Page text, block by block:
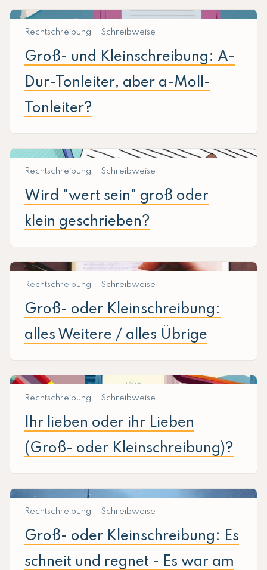
Rechtschreibung Schreibweise
Groß- und Kleinschreibung: A-
Dur-Tonleiter, aber a-Moll-
Tonleiter?
Rechtschreibung Schreibweise
Wird "wert sein" groß oder
klein geschrieben?
Rechtschreibung Schreibweise
Groß- oder Kleinschreibung:
alles Weitere / alles Übrige
Rechtschreibung Schreibweise
Ihr lieben oder ihr Lieben
(Groß- oder Kleinschreibung)?
Rechtschreibung Schreibweise
Groß- oder Kleinschreibung: Es
schneit und regnet - Es war am